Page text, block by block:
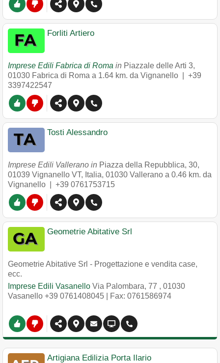
Forliti Artiero
Imprese Edili Fabrica di Roma in Piazzale delle Arti 3,
01030 Fabrica di Roma a 1.64 km. da Vignanello | +39
3397422547
Tosti Alessandro
Imprese Edili Vallerano in Piazza della Repubblica, 30,
01039 Vignanello VT, Italia, 01030 Vallerano a 0.46 km. da
Vignanello | +39 0761753715
Geometrie Abitative Srl
Geometrie Abitative Srl - Progettazione e vendita case,
ecc.
Imprese Edili Vasanello Via Palombara, 77 , 01030
Vasanello +39 0761408045 | Fax: 0761586974
Artigiana Edilizia Porta Ilario